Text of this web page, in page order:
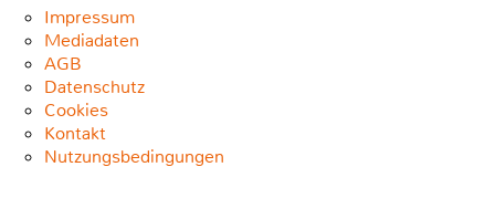
Impressum
Mediadaten
AGB
Datenschutz
Cookies
Kontakt
Nutzungsbedingungen